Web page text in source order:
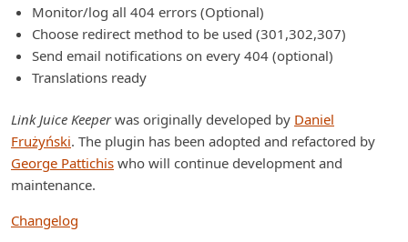
Monitor/log all 404 errors (Optional)
Choose redirect method to be used (301,302,307)
Send email notifications on every 404 (optional)
Translations ready
Link Juice Keeperwas originally developed by Daniel
Frużyński. The plugin has been adopted and refactored by
George Pattichis who will continue development and
maintenance.
Changelog